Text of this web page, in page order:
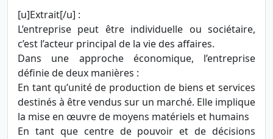
[u]Extrait[/u] :
L’entreprise peut être individuelle ou sociétaire,
c’est l’acteur principal de la vie des affaires.
Dans une approche économique, l’entreprise
définie de deux manières :
En tant qu’unité de production de biens et services
destinés à être vendus sur un marché. Elle implique
la mise en œuvre de moyens matériels et humains
En tant que centre de pouvoir et de décisions